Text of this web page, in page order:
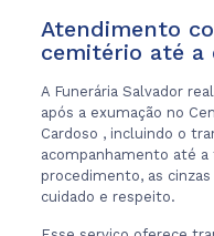
Atendimento
cemitério até a
A Funerária Salvador
após a exumação no
Cardoso , incluindo o
acompanhamento até a
procedimento, as
cuidado e respeito.